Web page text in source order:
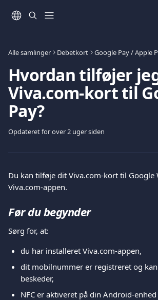
Alle samlinger Debetkort Google Pay / Apple
Hvordan tilføjer
Viva.com-kort til
Pay?
Opdateret for over 2 uger siden
Du kan tilføje dit Viva.com-kort til Google
Viva.com-appen.
Før du begynder
Sørg for, at:
du har installeret Viva.com-appen,
dit mobilnummer er registreret og
beskeder,
NFC er aktiveret på din Android-